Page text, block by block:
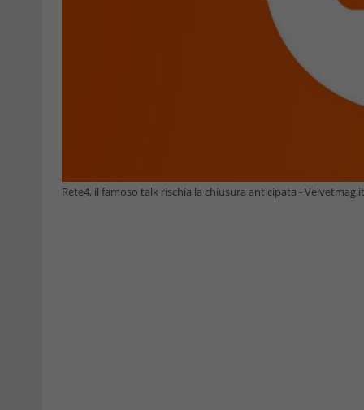
Rete4, il famoso talk rischia la chiusura anticipata - Velvetmag.it